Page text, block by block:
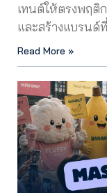
เทนต์ให้ตรงพฤติ
และสร้างแบรนด์
Read More »